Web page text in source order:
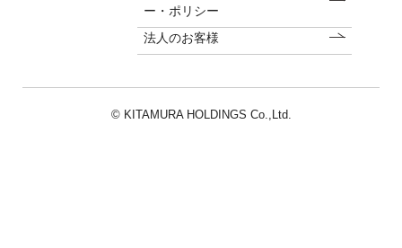
ー・ポリシー
法人のお客様
© KITAMURA HOLDINGS Co.,Ltd.